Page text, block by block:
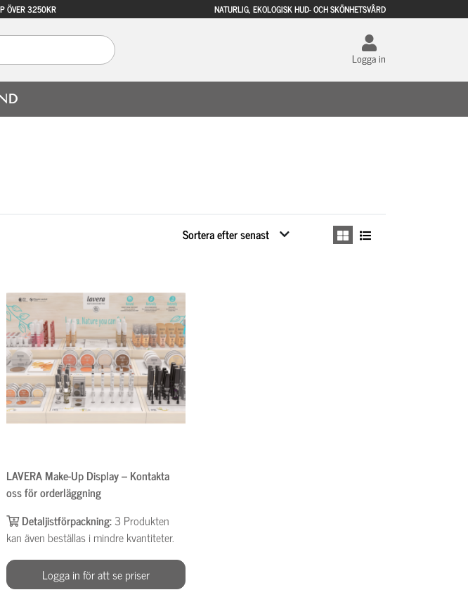
ÖVER 3250KR NATURLIG, EKOLOGISK HUD- OCH SKÖNHETSVÅRD
Logga in
LAVERA Make-Up Display – Kontakta
oss för orderläggning
Detaljistförpackning:3 Produkten
kan även beställas i mindre kvantiteter.
Logga in för att se priser